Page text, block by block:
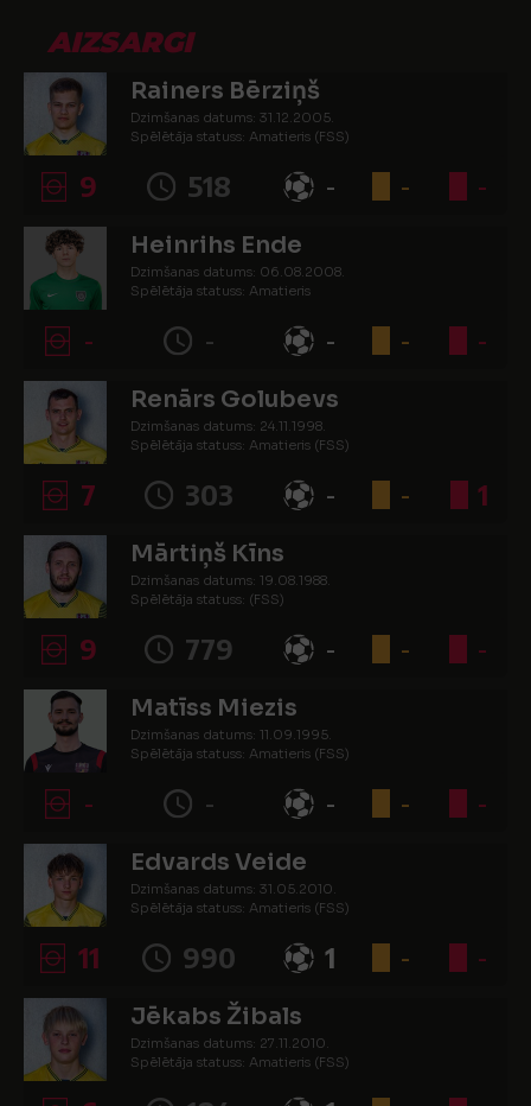
AIZSARGI
Rainers Bērziņš
Dzimšanas datums: 31.12.2005.
Spēlētāja statuss: Amatieris (FSS)
9 518 - - -
Heinrihs Ende
Dzimšanas datums: 06.08.2008.
Spēlētāja statuss: Amatieris
- - - - -
Renārs Golubevs
Dzimšanas datums: 24.11.1998.
Spēlētāja statuss: Amatieris (FSS)
7 303 - - 1
Mārtiņš Kīns
Dzimšanas datums: 19.08.1988.
Spēlētāja statuss: (FSS)
9 779 - - -
Matīss Miezis
Dzimšanas datums: 11.09.1995.
Spēlētāja statuss: Amatieris (FSS)
- - - - -
Edvards Veide
Dzimšanas datums: 31.05.2010.
Spēlētāja statuss: Amatieris (FSS)
11 990 1 - -
Jēkabs Žibals
Dzimšanas datums: 27.11.2010.
Spēlētāja statuss: Amatieris (FSS)